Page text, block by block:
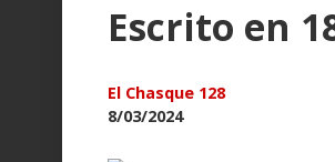
Escrito en
El Chasque 128
8/03/2024